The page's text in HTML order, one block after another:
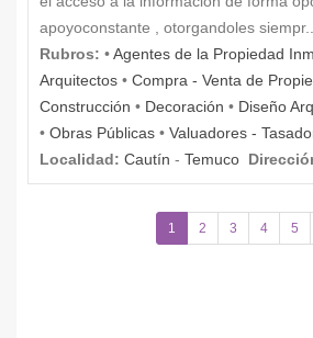
apoyoconstante , otorgandoles siempr...
Rubros: •Agentes de la Propiedad
Arquitectos • Compra - Venta de
Construcción • Decoración • Diseño
• Obras Públicas • Valuadores -
Localidad: Cautín - Temuco
1 2 3 4 5